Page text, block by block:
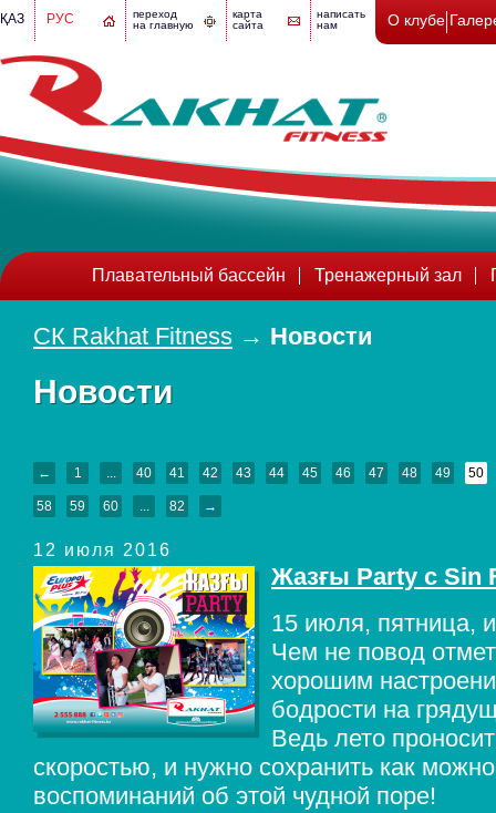
переход
на главную
карта
сайта
написать
нам
ҚАЗ РУС О клубе
Плавательный бассейн Тренажерный зал
СК Rakhat Fitness → Новости
Новости
← 1 ... 40 41 42 43 44 45 46 47 48 49 50
58 59 60 ... 82 →
12 июля 2016
Жазғы Party с Sin
15 июля, пятница,
Чем не повод
хорошим
бодрости на
Ведь лето
скоростью, и нужно сохранить как
воспоминаний об этой чудной поре!